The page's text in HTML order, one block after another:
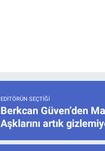
EDITÖRÜN SEÇTIĞI
Berkcan Güven’den
Aşklarını artık